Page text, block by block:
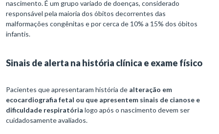
nascimento. É um grupo variado de doenças, considerado
responsável pela maioria dos óbitos decorrentes das
malformações congênitas e por cerca de 10% a 15% dos óbitos
infantis.
Sinais de alerta na história clínica e exame físico
Pacientes que apresentaram história de alteração em
ecocardiografia fetal ou que apresentem sinais de cianose e
dificuldade respiratória logo após o nascimento devem ser
cuidadosamente avaliados.